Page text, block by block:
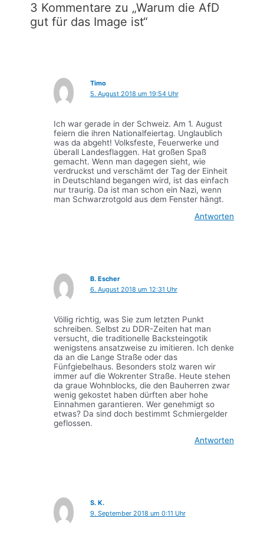
3 Kommentare zu „Warum die AfD
gut für das Image ist“
Timo
5. August 2018 um 19:54 Uhr
Ich war gerade in der Schweiz. Am 1. August
feiern die ihren Nationalfeiertag. Unglaublich
was da abgeht! Volksfeste, Feuerwerke und
überall Landesflaggen. Hat großen Spaß
gemacht. Wenn man dagegen sieht, wie
verdruckst und verschämt der Tag der Einheit
in Deutschland begangen wird, ist das einfach
nur traurig. Da ist man schon ein Nazi, wenn
man Schwarzrotgold aus dem Fenster hängt.
Antworten
B. Escher
6. August 2018 um 12:31 Uhr
Völlig richtig, was Sie zum letzten Punkt
schreiben. Selbst zu DDR-Zeiten hat man
versucht, die traditionelle Backsteingotik
wenigstens ansatzweise zu imitieren. Ich denke
da an die Lange Straße oder das
Fünfgiebelhaus. Besonders stolz waren wir
immer auf die Wokrenter Straße. Heute stehen
da graue Wohnblocks, die den Bauherren zwar
wenig gekostet haben dürften aber hohe
Einnahmen garantieren. Wer genehmigt so
etwas? Da sind doch bestimmt Schmiergelder
geflossen.
Antworten
S. K.
9. September 2018 um 0:11 Uhr